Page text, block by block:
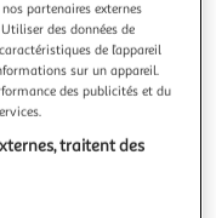
sachets fraîcheur
LU en format pocket :
et à base de farine
entre mille, son
pour les 4 saisons,
pour les 52 se
ce produit ?
partenaires externes
des données de
de l’appareil
sur un appareil.
des publicités et du
traitent des